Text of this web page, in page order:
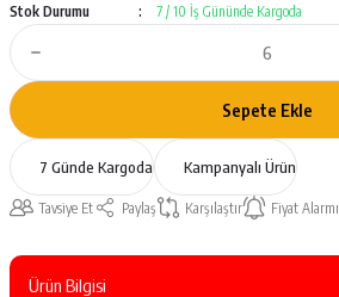
Stok Durumu
7 / 10 İş Gününde Kargoda
Sepete Ekle
7 Günde Kargoda Kampanyalı Ürün
Tavsiye Et Paylaş Karşılaştır Fiyat Alarmı
Ürün Bilgisi